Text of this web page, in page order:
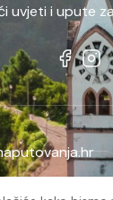
uvjeti i upute